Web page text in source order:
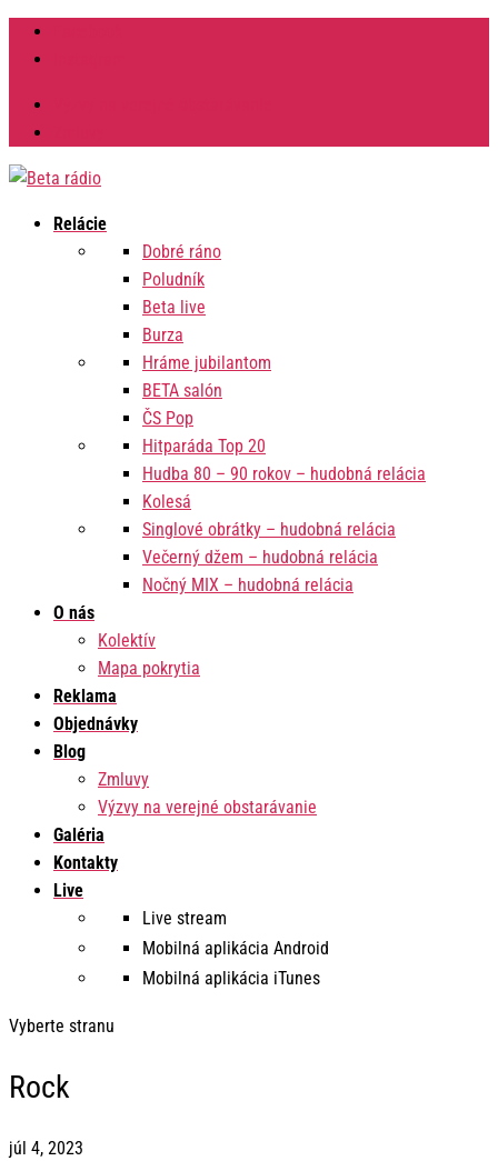
Relácie
Dobré ráno
Poludník
Beta live
Burza
Hráme jubilantom
BETA salón
ČS Pop
Hitparáda Top 20
Hudba 80 – 90 rokov – hudobná relácia
Kolesá
Singlové obrátky – hudobná relácia
Večerný džem – hudobná relácia
Nočný MIX – hudobná relácia
O nás
Kolektív
Mapa pokrytia
Reklama
Objednávky
Blog
Zmluvy
Výzvy na verejné obstarávanie
Galéria
Kontakty
Live
Live stream
Mobilná aplikácia Android
Mobilná aplikácia iTunes
Vyberte stranu
Rock
júl 4, 2023